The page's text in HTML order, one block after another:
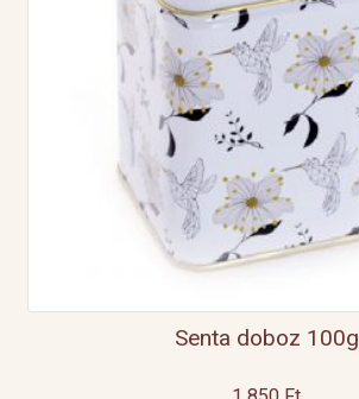
Senta doboz 100g